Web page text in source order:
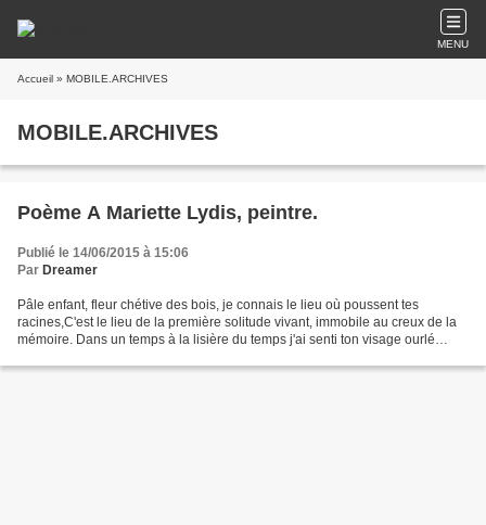
MENU
Accueil » MOBILE.ARCHIVES
MOBILE.ARCHIVES
Poème A Mariette Lydis, peintre.
Publié le 14/06/2015 à 15:06
Par Dreamer
Pâle enfant, fleur chétive des bois, je connais le lieu où poussent tes
racines,C'est le lieu de la première solitude vivant, immobile au creux de la
mémoire. Dans un temps à la lisière du temps j'ai senti ton visage ourlé